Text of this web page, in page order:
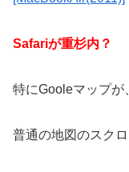
Safariが重杉内？
特にGooleマップが
普通の地図のスク